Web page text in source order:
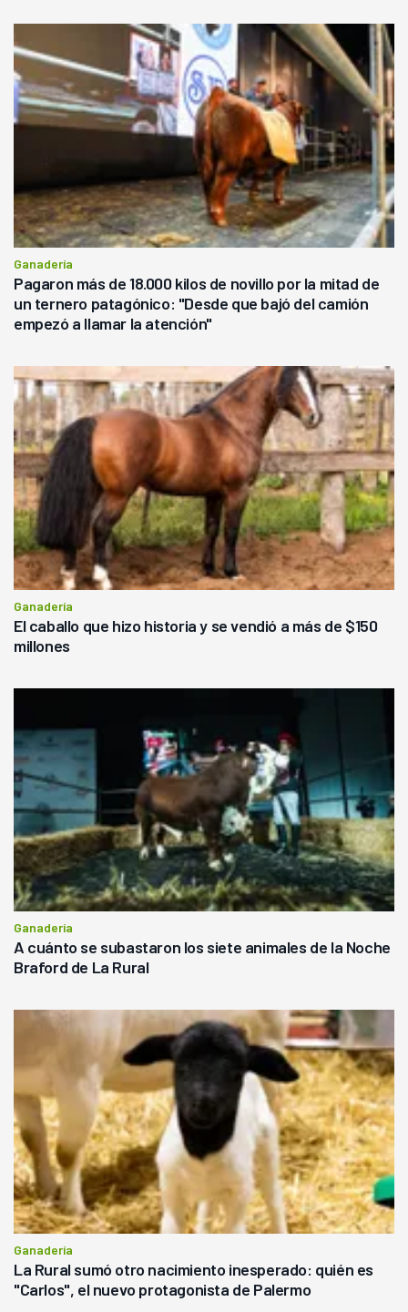
Ganadería
Pagaron más de 18.000 kilos de novillo por la mitad de
un ternero patagónico: "Desde que bajó del camión
empezó a llamar la atención"
Ganadería
El caballo que hizo historia y se vendió a más de $150
millones
Ganadería
A cuánto se subastaron los siete animales de la Noche
Braford de La Rural
Ganadería
La Rural sumó otro nacimiento inesperado: quién es
"Carlos", el nuevo protagonista de Palermo